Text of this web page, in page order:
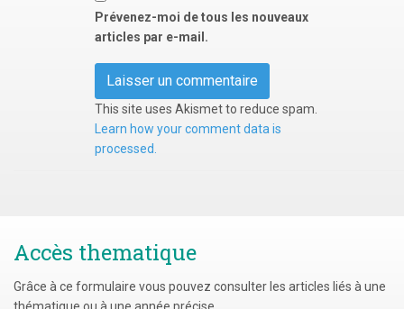
Prévenez-moi de tous les nouveaux
articles par e-mail.
This site uses Akismet to reduce spam.
Learn how your comment data is
processed.
Accès thematique
Grâce à ce formulaire vous pouvez consulter les articles liés à une